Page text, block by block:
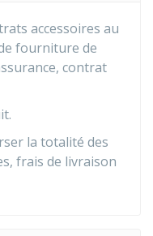
accessoires au
fourniture de
contrat
la totalité des
frais de livraison